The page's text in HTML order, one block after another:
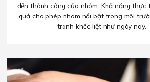
đến thành công của nhóm. Khả năng thực
quả cho phép nhóm nổi bật trong môi
tranh khốc liệt như ngày nay.